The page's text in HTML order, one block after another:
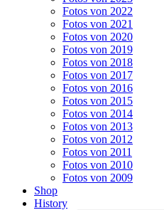
Fotos von 2022
Fotos von 2021
Fotos von 2020
Fotos von 2019
Fotos von 2018
Fotos von 2017
Fotos von 2016
Fotos von 2015
Fotos von 2014
Fotos von 2013
Fotos von 2012
Fotos von 2011
Fotos von 2010
Fotos von 2009
Shop
History